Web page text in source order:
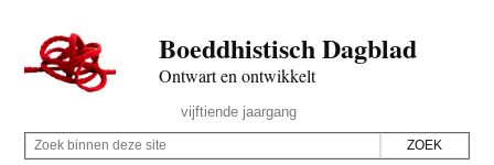
naar
de
inhoud
secondary
naar
de
sidebar
naar
de
Boeddhistisch Dagblad
Ontwart en ontwikkelt
Rechts
vijftiende jaargang
Z
Z